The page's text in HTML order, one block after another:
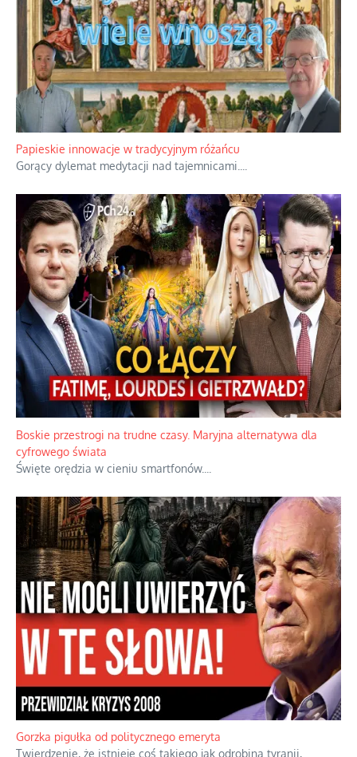
Kamienie i siekiery przeciw czołgom
Gorzka analityka decyzji warszawskich dowódców.
Papieskie innowacje w tradycyjnym różańcu
Gorący dylemat medytacji nad tajemnicami....
Boskie przestrogi na trudne czasy. Maryjna alternatywa dla
cyfrowego świata
Święte orędzia w cieniu smartfonów....